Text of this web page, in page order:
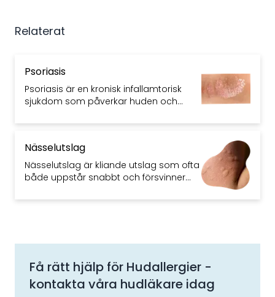
Relaterat
Psoriasis
Psoriasis är en kronisk infallamtorisk
sjukdom som påverkar huden och
fjällande och röda fläckar.
Nässelutslag
Nässelutslag är kliande utslag som ofta
både uppstår snabbt och försvinner
men även allergier kan ligga bakom.
Få rätt hjälp för Hudallergier -
kontakta våra hudläkare idag